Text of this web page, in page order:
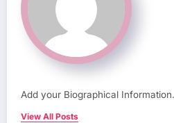
Add your Biographical Information.
View All Posts